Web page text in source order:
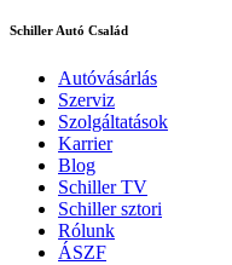
Schiller Autó Család
Autóvásárlás
Szerviz
Szolgáltatások
Karrier
Blog
Schiller TV
Schiller sztori
Rólunk
ÁSZF